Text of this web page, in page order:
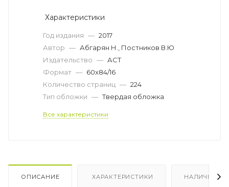
Характеристики
Год издания — 2017
Автор — Абгарян Н., Постников В.Ю
Издательство — АСТ
Формат — 60x84/16
Количество страниц — 224
Тип обложки — Твердая обложка
Все характеристики
ОПИСАНИЕ ХАРАКТЕРИСТИКИ НАЛИЧИЕ